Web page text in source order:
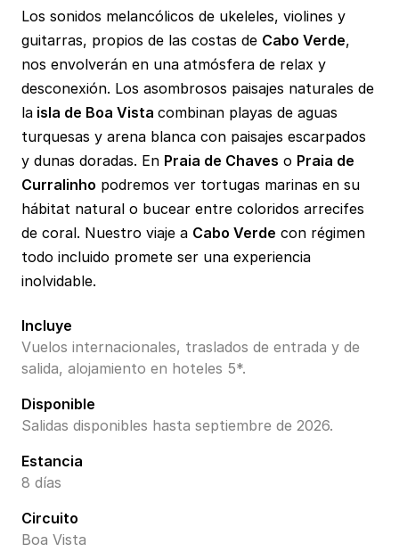
Los sonidos melancólicos de ukeleles, violines y
guitarras, propios de las costas de Cabo Verde,
nos envolverán en una atmósfera de relax y
desconexión. Los asombrosos paisajes naturales de
la isla de Boa Vista combinan playas de aguas
turquesas y arena blanca con paisajes escarpados
y dunas doradas. En Praia de Chaves o Praia de
Curralinho podremos ver tortugas marinas en su
hábitat natural o bucear entre coloridos arrecifes
de coral. Nuestro viaje a Cabo Verde con régimen
todo incluido promete ser una experiencia
inolvidable.
Incluye
Vuelos internacionales, traslados de entrada y de
salida, alojamiento en hoteles 5*.
Disponible
Salidas disponibles hasta septiembre de 2026.
Estancia
8 días
Circuito
Boa Vista